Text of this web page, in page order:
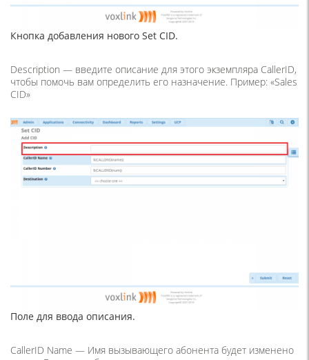
Кнопка добавления нового Set CID.
Description — введите описание для этого экземпляра CallerID,
чтобы помочь вам определить его назначение. Пример: «Sales
CID»
Поле для ввода описания.
CallerID Name — Имя вызывающего абонента будет изменено